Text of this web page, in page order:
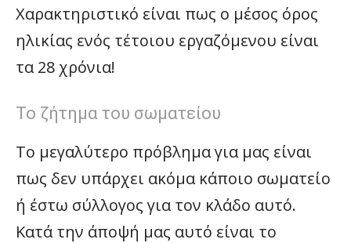
Χαρακτηριστικό είναι πως ο μέσος όρος
ηλικίας ενός τέτοιου εργαζόμενου είναι
τα 28 χρόνια!
Το ζήτημα του σωματείου
Το μεγαλύτερο πρόβλημα για μας είναι
πως δεν υπάρχει ακόμα κάποιο σωματείο
ή έστω σύλλογος για τον κλάδο αυτό.
Κατά την άποψή μας αυτό είναι το